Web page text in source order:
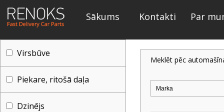
Sākums Kontakti Par
Virsbūve
Piekare, ritošā daļa
Dzinējs
Meklēt pēc